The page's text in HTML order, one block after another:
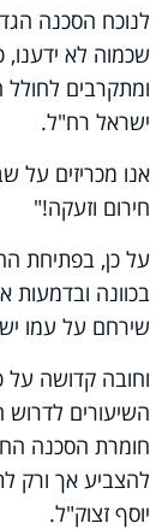
לנוכח הסכנה
שכמוה לא ידענו,
ומתקרבים
ישראל רח"ל.
אנו מכריזים
חירום וזעקה!"
על כן, בפתיחת
בכוונה ובדמעות
שירחם על עמו
וחובה קדושה על
השיעורים
חומרת הסכנה
להצביע אך ורק
יוסף זצוק"ל.